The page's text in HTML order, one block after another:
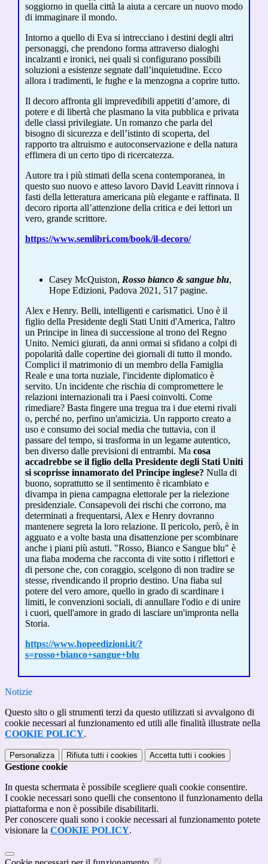
soggiorno in quella città la aiuta a cercare un nuovo modo
di immaginare il mondo.
Intorno a quello di Eva si intrecciano i destini degli altri
personaggi, che prendono forma attraverso dialoghi
incalzanti e ironici, nei quali si configurano possibili
soluzioni a esistenze segnate dall’inquietudine. Ecco
allora i tradimenti, le fughe e la menzogna a coprire tutto.
Il decoro affronta gli imprevedibili appetiti d’amore, di
potere e di libertà che plasmano la vita pubblica e privata
delle classi privilegiate. Un romanzo che parla del
bisogno di sicurezza e dell’istinto di scoperta, del
rapporto tra altruismo e autoconservazione e della natura
effimera di un certo tipo di ricercatezza.
Autore tra i più stimati della scena contemporanea, in
questo suo nuovo e atteso lavoro David Leavitt rinnova i
fasti della letteratura americana più elegante e raffinata. Il
decoro riporta all’attenzione della critica e dei lettori un
vero, grande scrittore.
https://www.semlibri.com/book/il-decoro/
Casey McQuiston, Rosso bianco & sangue blu,
Hope Edizioni, Padova 2021, 517 pagine.
Alex e Henry. Belli, intelligenti e carismatici. Uno è il
figlio della Presidente degli Stati Uniti d'America, l'altro
un Principe in linea di successione al trono del Regno
Unito. Nemici giurati, da anni ormai si sfidano a colpi di
popolarità dalle copertine dei giornali di tutto il mondo.
Complici il matrimonio di un membro della Famiglia
Reale e una torta nuziale, l'incidente diplomatico è
servito. Un incidente che rischia di compromettere le
relazioni internazionali tra i Paesi coinvolti. Come
rimediare? Basta fingere una tregua tra i due eterni rivali
o, perché no, perfino un'amicizia. Un rapporto creato a
uso e consumo dei social media che tuttavia, con il
passare del tempo, si trasforma in un legame autentico,
ben diverso dalle previsioni di entrambi. Ma cosa
accadrebbe se il figlio della Presidente degli Stati Uniti
si scoprisse innamorato del Principe inglese? Nulla di
buono, soprattutto se il sentimento è ricambiato e
divampa in piena campagna elettorale per la rielezione
presidenziale. Consapevoli dei rischi che corrono, ma
determinati a frequentarsi, Alex e Henry dovranno
mantenere segreta la loro relazione. Il pericolo, però, è in
agguato e a volte basta una disattenzione per scombinare
anche i piani più astuti. "Rosso, Bianco e Sangue blu" è
una fiaba moderna che racconta di vite sotto i riflettori e
di persone che, con coraggio, scelgono di non tradire se
stesse, rivendicando il proprio destino. Una fiaba sul
potere del vero amore, quello in grado di scardinare i
limiti, le convenzioni sociali, di annullare l'odio e di unire
i cuori, quell'amore in grado di lasciare un'impronta nella
Storia.
https://www.hopeedizioni.it/?
s=rosso+bianco+sangue+blu
Notizie
Questo sito o gli strumenti terzi da questo utilizzati si avvalgono di
cookie necessari al funzionamento ed utili alle finalità illustrate nella
COOKIE POLICY.
Personalizza Rifiuta tutti i cookies Accetta tutti i cookies
Gestione cookie
In questa schermata è possibile scegliere quali cookie consentire.
I cookie necessari sono quelli che consentono il funzionamento della
piattaforma e non è possibile disabilitarli.
Per conoscere quali sono i cookie necessari al funzionamento potete
visionare la COOKIE POLICY.